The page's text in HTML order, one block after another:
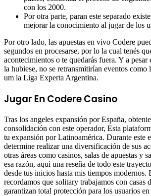
con los 2000.
Por otra parte, paran este separado
mejorar la conocimiento al jugar de los
Por otro lado, las apuestas en vivo Codere
segundos en procesarse, por lo la cual tenés
acontecimientos o te quedarás fuera. Y a
la hubiese, no se retransmitirían eventos como
um la Liga Experta Argentina.
Jugar En Codere Casino
Tras los angeles expansión por España,
consolidación con este operador, Esta
tu expansión por Latinoamérica. Durante este
determine realizar una diversificación de sus
otras áreas como casinos, salas de apuestas y
esa razón, aquí una reseña de todo este
desde tus inicios hasta mis tiempos modernos.
recordamos que solitary trabajamos con casas
garantizan total protección para los usuarios